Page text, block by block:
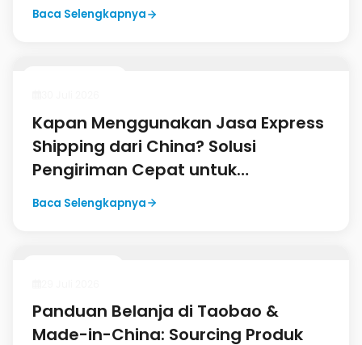
dalam Proses Impor China:
Komunikasi Lancar, Bisnis Aman
Baca Selengkapnya